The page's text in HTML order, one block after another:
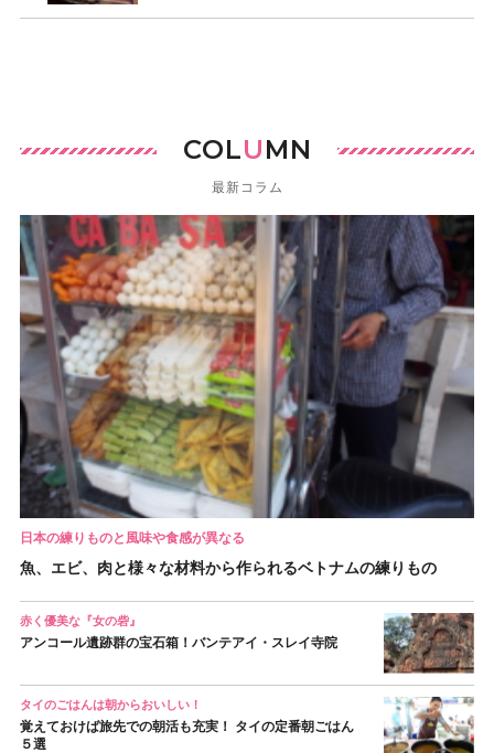
COLUMN
最新コラム
日本の練りものと風味や食感が異なる
魚、エビ、肉と様々な材料から作られるベトナムの練りもの
赤く優美な『女の砦』
アンコール遺跡群の宝石箱！バンテアイ・スレイ寺院
タイのごはんは朝からおいしい！
覚えておけば旅先での朝活も充実！ タイの定番朝ごはん
５選